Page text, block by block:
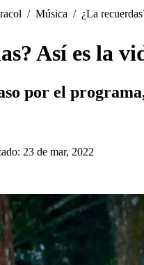
/ Música / ¿La
Así es la
por el
23 de mar, 2022